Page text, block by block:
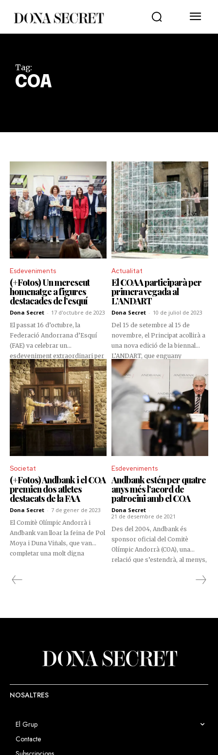
Tag:
COA
Esdeveniments
(+Fotos) Un merescut
homenatge a figures
destacades de l’esquí
Dona Secret - 17 d'octubre de 2023
El passat 16 d’octubre, la
Federació Andorrana d’Esquí
(FAE) va celebrar un
esdeveniment extraordinari per
a reconèixer i honorar diferents
persones que han contribuït
significativament a l’ascens de
l’esquí a Andorra. L’acte es va
dur a terme al vestíbul de la sala
del Prat del Roure.
Actualitat
El COAA participarà per
primera vegada al
L’ANDART
Dona Secret - 10 de juliol de 2023
Del 15 de setembre al 15 de
novembre, el Principat acollirà a
una nova edició de la biennal
L’ANDART, que enguany
comptarà, per primera vegada,
amb la participació del Col·legi
Oficial d’Arquitectes d’Andorra
(COAA).
Societat
(+Fotos) Andbank i el COA
premien dos atletes
destacats de la FAA
Dona Secret - 7 de gener de 2023
El Comitè Olímpic Andorrà i
Andbank van lloar la feina de Pol
Moya i Duna Viñals, que van
completar una molt digna
de la Joventut Europea,
Esdeveniments
Andbank estén per quatre
anys més l’acord de
patrocini amb el COA
Dona Secret -
21 de desembre de 2021
Des del 2004, Andbank és
sponsor oficial del Comitè
Olímpic Andorrà (COA), una
relació que s’estendrà, al menys,
NOSALTRES
El Grup
Contacte